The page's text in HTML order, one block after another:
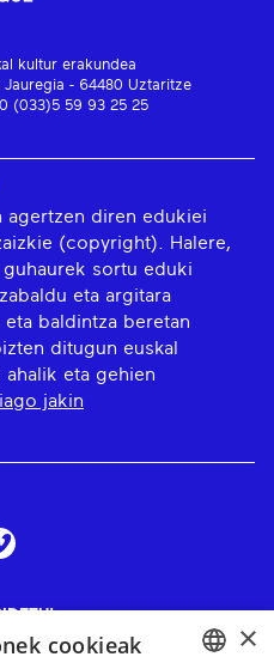
kultur erakundea
Jauregia - 64480 Uztaritze
(033)5 59 93 25 25
agertzen diren edukiei
(copyright). Halere,
guhaurek sortu eduki
eta argitara
baldintza beretan
ditugun euskal
eta gehien
jakin
×
cookieak